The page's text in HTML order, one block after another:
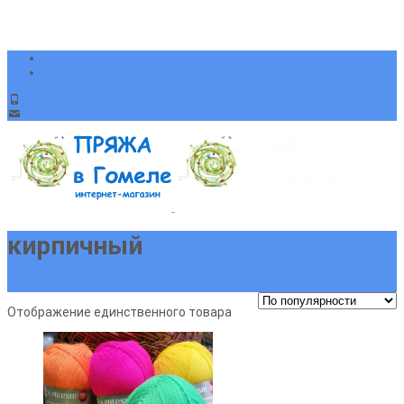
кирпичный
Отображение единственного товара